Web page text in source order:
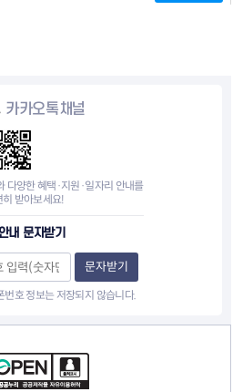
카카오톡채널
다양한 혜택·지원·일자리 안내를
받아보세요!
내 문자받기
문자받기
호 정보는 저장되지 않습니다.